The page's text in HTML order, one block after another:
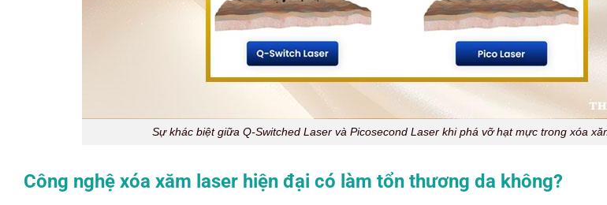
Sự khác biệt giữa Q-Switched Laser và Picosecond Laser khi phá vỡ hạt mực trong xóa
Công nghệ xóa xăm laser hiện đại có làm tổn thương da không?